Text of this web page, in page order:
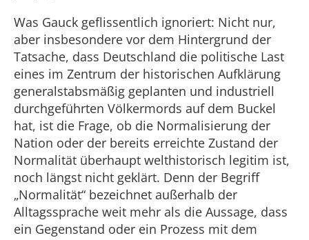
Was Gauck geflissentlich ignoriert: Nicht nur,
aber insbesondere vor dem Hintergrund der
Tatsache, dass Deutschland die politische Last
eines im Zentrum der historischen Aufklärung
generalstabsmäßig geplanten und industriell
durchgeführten Völkermords auf dem Buckel
hat, ist die Frage, ob die Normalisierung der
Nation oder der bereits erreichte Zustand der
Normalität überhaupt welthistorisch legitim ist,
noch längst nicht geklärt. Denn der Begriff
„Normalität“ bezeichnet außerhalb der
Alltagssprache weit mehr als die Aussage, dass
ein Gegenstand oder ein Prozess mit dem